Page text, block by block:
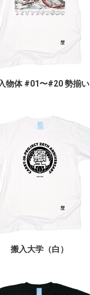
物体 #01〜#20 勢揃い
搬入大学（白）